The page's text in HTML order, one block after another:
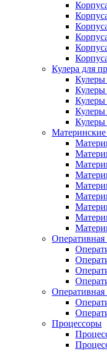
Кулера для
Кулеры
Оперативная
Оперативная
Процессоры